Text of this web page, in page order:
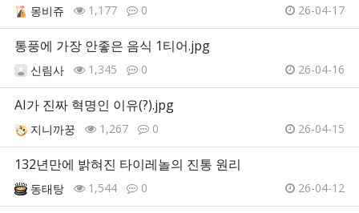
몽비쥬 1,177 0 26-04-17
통풍에 가장 안좋은 음식 1티어.jpg
신림사 1,345 0 26-04-16
AI가 진짜 혁명인 이유(?).jpg
지니까꿍 1,267 0 26-04-15
132년만에 밝혀진 타이레놀의 진통 원리
동태탕 1,544 0 26-04-12